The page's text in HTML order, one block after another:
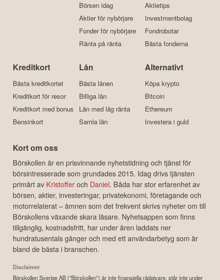
Börsen idag
Aktier för nybörjare
Fonder för nybörjare
Ränta på ränta
Aktietips
Investmentbolag
Fondrobotar
Bästa fonderna
Kreditkort
Bästa kreditkortet
Kreditkort för resor
Kreditkort med bonus
Bensinkort
Lån
Bästa lånen
Billiga lån
Lån med låg ränta
Samla lån
Alternativt
Köpa krypto
Bitcoin
Ethereum
Investera i guld
Kort om oss
Börskollen är en prisvinnande nyhetstidning och tjänst för
börsintresserade som grundades 2015. Idag drivs tjänsten
primärt av Kristofferoch Daniel. Båda har stor erfarenhet av
börsen, aktier, investeringar, privatekonomi, företagande och
motorrelaterat – ämnen som det frekvent skrivs nyheter om till
Börskollens växande skara läsare. Nyhetsappen som finns
tillgänglig, kostnadsfritt, har under åren laddats ner
hundratusentals gånger och med ett användarbetyg som är
bland de bästa i branschen.
Disclaimer
Börskollen Sverige AB ("Börskollen") är inte finansiella rådgivare, står inte under